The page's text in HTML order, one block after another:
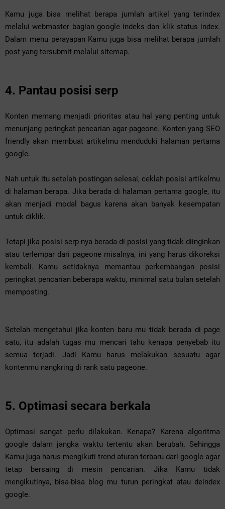
Kamu juga bisa melihat berapa jumlah artikel yang terindex
melalui webmaster bagian google indeks dan klik status index.
Dalam menu perayapan Kamu juga bisa melihat berapa jumlah
post yang tersubmit melalui sitemap.
4. Pantau posisi serp
Konten memang menjadi prioritas atau hal yang penting untuk
menunjang peringkat pencarian agar pageone. Konten yang SEO
friendly akan membuat artikelmu menduduki halaman pertama
google.
Nah untuk itu setelah postingan selesai, ceklah posisi artikelmu
di halaman berapa. Jika berada di halaman pertama google, itu
akan menjadi modal bagus karena akan banyak kesempatan
untuk diklik.
Tetapi jika posisi serp nya berada di posisi yang tidak diinginkan
atau terlempar dari pageone misalnya, ini yang harus dikoreksi
kembali. Kamu setidaknya memantau perkembangan posisi
peringkat pencarian beberapa waktu, minimal satu bulan setelah
memposting.
Setelah mengetahui jika konten baru mu tidak berada di page
satu, itu adalah tugas mu mencari tahu kenapa penyebab itu
semua terjadi. Jadi Kamu harus melakukan sesuatu agar
kontenmu nangkring di rank satu pageone.
5. Optimasi secara berkala
Optimasi sangat perlu dilakukan. Kenapa? Karena algoritma
google dalam jangka waktu tertentu akan berubah. Sehingga
Kamu juga harus mengikuti trend aturan terbaru dari google agar
tetap bersaing di mesin pencarian. Jika Kamu tidak
mengikutinya, bisa-bisa blog mu turun peringkat atau deindex
google.